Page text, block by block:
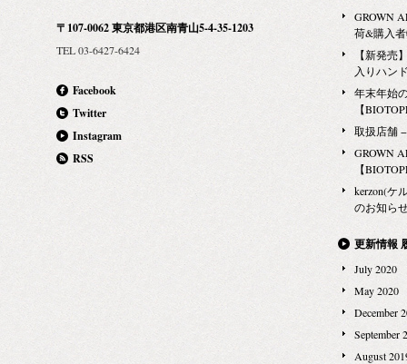
〒107-0062 東京都港区南青山5-4-35-1203
TEL 03-6427-6424
Facebook
Twitter
Instagram
RSS
GROWN
荷&購入
【新発売
入りハン
年末年始
【
取扱店舗
GROWN
【
kerzon(ケ
のお知ら
更新情報
July 2020
May 2020
December
September
August